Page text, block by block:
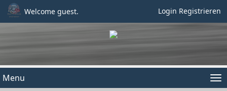
Welcome guest. Login Registrieren
Menu